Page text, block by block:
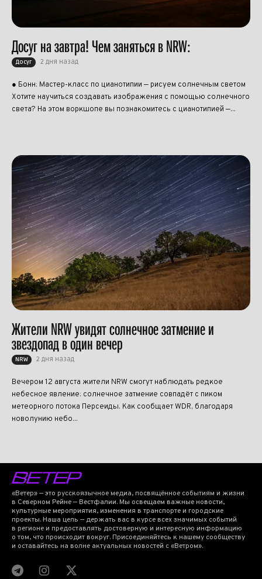
Досуг на завтра! Чем заняться в NRW:
Досуг 2 дня назад
● Бонн: Мастер-класс по цианотипии — рисуем солнечным светом
Хотите научиться создавать изображения с помощью солнечного
света? На этом воркшопе вы познакомитесь с цианотипией —...
Жители NRW увидят солнечное затмение и
звездопад в один вечер
NRW 2 дня назад
Вечером 12 августа жители NRW смогут наблюдать редкое
небесное явление: солнечное затмение совпадёт с пиком
метеорного потока Персеиды. Как сообщает WDR, благодаря
новолунию небо...
«Ветер» — это русскоязычное медиа, посвящённое событиям и жизни
в Северном Рейне — Вестфалии. Мы освещаем важные новости,
культурные мероприятия, изменения в транспорте и городские
проекты. Наша цель — держать вас в курсе всех значимых событий
в регионе и предоставлять достоверную и интересную информацию
о том, что происходит вокруг. Присоединяйтесь к нашему сообществу
и оставайтесь на волне актуальных новостей с «Ветром».